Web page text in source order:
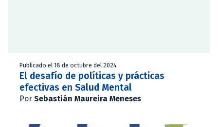
Publicado el 18 de octubre del 2024
El desafío de políticas y prácticas
efectivas en Salud Mental
Por Sebastián Maureira Meneses